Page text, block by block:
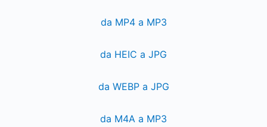
da MP4 a MP3
da HEIC a JPG
da WEBP a JPG
da M4A a MP3